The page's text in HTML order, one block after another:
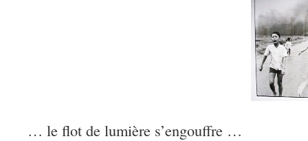
… le flot de lumière s’engouffre …